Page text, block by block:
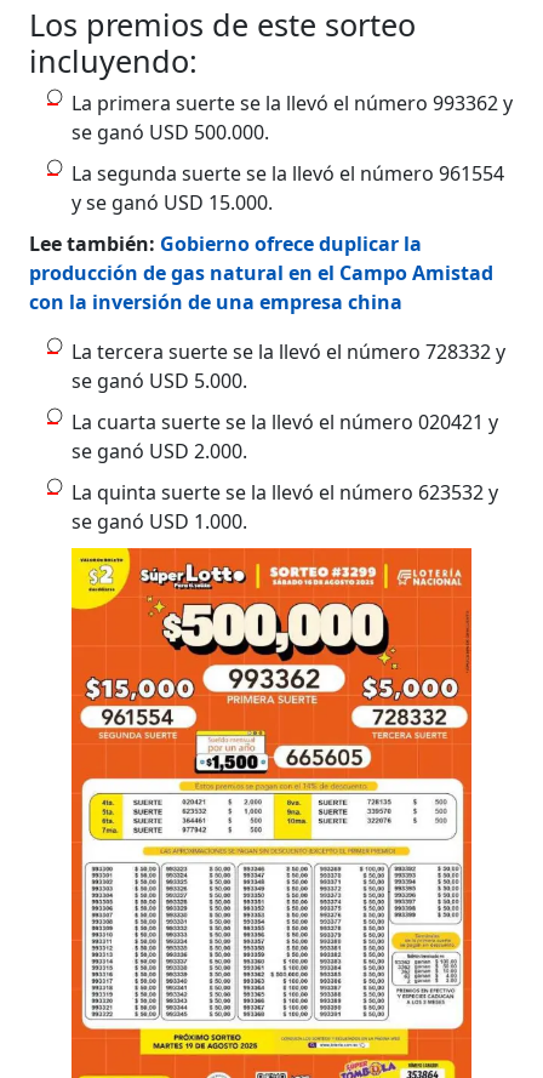
Los premios de este sorteo
incluyendo:
La primera suerte se la llevó el número 993362 y
se ganó USD 500.000.
La segunda suerte se la llevó el número 961554
y se ganó USD 15.000.
Lee también: Gobierno ofrece duplicar la
producción de gas natural en el Campo Amistad
con la inversión de una empresa china
La tercera suerte se la llevó el número 728332 y
se ganó USD 5.000.
La cuarta suerte se la llevó el número 020421 y
se ganó USD 2.000.
La quinta suerte se la llevó el número 623532 y
se ganó USD 1.000.